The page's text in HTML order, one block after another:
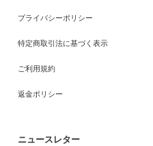
プライバシーポリシー
特定商取引法に基づく表示
ご利用規約
返金ポリシー
ニュースレター